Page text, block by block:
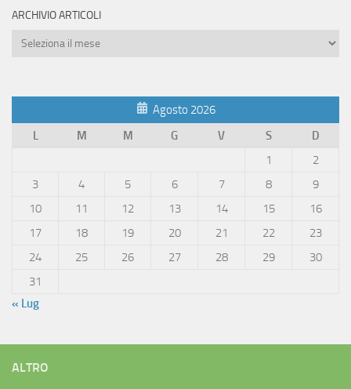
ARCHIVIO ARTICOLI
Archivio
Agosto 2026
L
M M G V S
D
1
2
3
4 5 6 7 8
9
10
11 12 13 14 15
16
17
18 19 20 21 22
23
24
25 26 27 28 29
30
31
« Lug
ALTRO